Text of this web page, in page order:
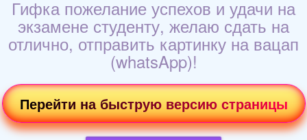
Гифка пожелание успехов и удачи на
экзамене студенту, желаю сдать на
отлично, отправить картинку на вацап
(whatsApp)!
Перейти на быструю версию страницы